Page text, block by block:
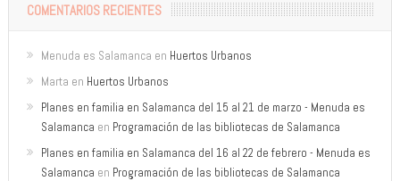
COMENTARIOS RECIENTES
Menuda es Salamanca en Huertos Urbanos
Marta en Huertos Urbanos
Planes en familia en Salamanca del 15 al 21 de marzo - Menuda es
Salamanca en Programación de las bibliotecas de Salamanca
Planes en familia en Salamanca del 16 al 22 de febrero - Menuda es
Salamanca en Programación de las bibliotecas de Salamanca